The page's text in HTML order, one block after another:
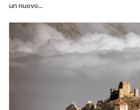
un nuovo...